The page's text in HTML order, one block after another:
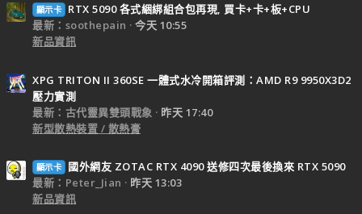
顯示卡
RTX 5090 各式綑綁組合包再現, 買卡+卡+板+CPU
最新：soothepain
今天 10:55
新品資訊
XPG TRITON II 360SE 一體式水冷開箱評測：AMD R9 9950X3D2
壓力實測
最新：古代靈異雙頭戰象
昨天 17:40
新型散熱裝置 / 散熱膏
顯示卡
國外網友 ZOTAC RTX 4090 送修四次最後換來 RTX 5090
最新：Peter_Jian
昨天 13:03
新品資訊